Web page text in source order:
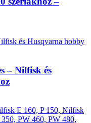
– Nilfisk és